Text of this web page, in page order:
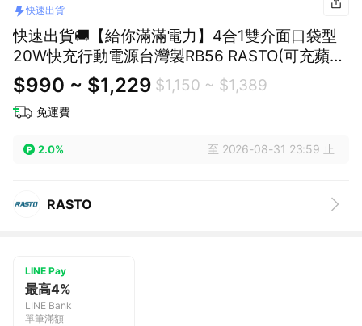
快速出貨
快速出貨🚚【給你滿滿電力】4合1雙介面口袋型
20W快充行動電源台灣製RB56 RASTO(可充蘋果
手錶)
$990 ~ $1,229 $1,150 ~ $1,389
免運費
2.0% 至 2026-08-31 23:59 止
RASTO
LINE Pay
最高4%
LINE Bank
單筆滿額